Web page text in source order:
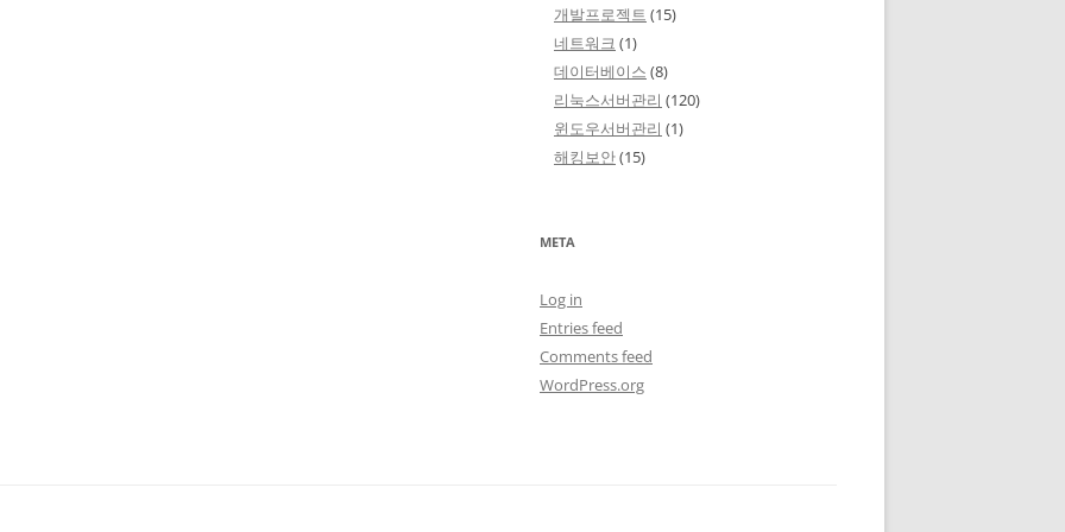
개발프로젝트 (15)
네트워크 (1)
데이터베이스 (8)
리눅스서버관리 (120)
윈도우서버관리 (1)
해킹보안(15)
META
Log in
Entries feed
Comments feed
WordPress.org